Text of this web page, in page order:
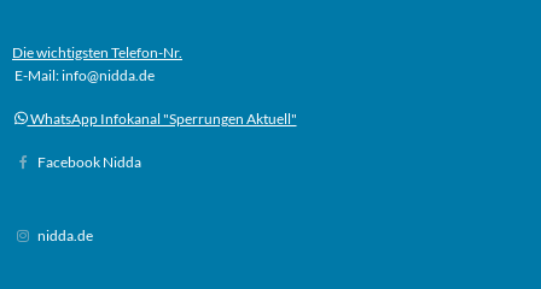
Die wichtigsten Telefon-Nr.
E-Mail: info@nidda.de
WhatsApp Infokanal "Sperrungen Aktuell"
Facebook Nidda
nidda.de